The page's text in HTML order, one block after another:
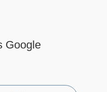
Google